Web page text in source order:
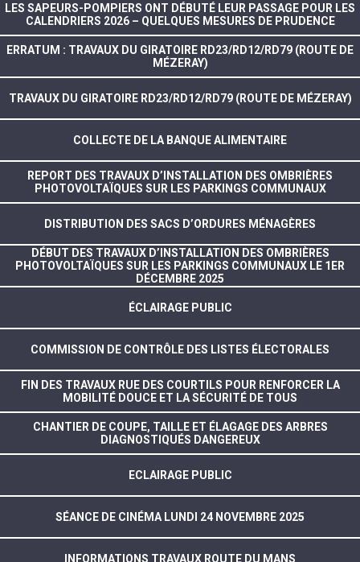
LES SAPEURS-POMPIERS ONT DÉBUTÉ LEUR PASSAGE POUR LES
CALENDRIERS 2026 – QUELQUES MESURES DE PRUDENCE
ERRATUM : TRAVAUX DU GIRATOIRE RD23/RD12/RD79 (ROUTE DE
MÉZERAY)
TRAVAUX DU GIRATOIRE RD23/RD12/RD79 (ROUTE DE MÉZERAY)
COLLECTE DE LA BANQUE ALIMENTAIRE
REPORT DES TRAVAUX D’INSTALLATION DES OMBRIÈRES
PHOTOVOLTAÏQUES SUR LES PARKINGS COMMUNAUX
DISTRIBUTION DES SACS D’ORDURES MÉNAGÈRES
DÉBUT DES TRAVAUX D’INSTALLATION DES OMBRIÈRES
PHOTOVOLTAÏQUES SUR LES PARKINGS COMMUNAUX LE 1ER
DÉCEMBRE 2025
ÉCLAIRAGE PUBLIC
COMMISSION DE CONTRÔLE DES LISTES ÉLECTORALES
FIN DES TRAVAUX RUE DES COURTILS POUR RENFORCER LA
MOBILITÉ DOUCE ET LA SÉCURITÉ DE TOUS
CHANTIER DE COUPE, TAILLE ET ÉLAGAGE DES ARBRES
DIAGNOSTIQUÉS DANGEREUX
ECLAIRAGE PUBLIC
SÉANCE DE CINÉMA LUNDI 24 NOVEMBRE 2025
INFORMATIONS TRAVAUX ROUTE DU MANS